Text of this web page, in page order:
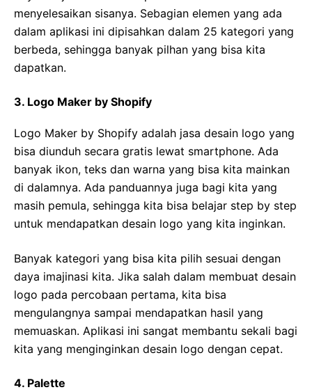
menyelesaikan sisanya. Sebagian elemen yang ada
dalam aplikasi ini dipisahkan dalam 25 kategori yang
berbeda, sehingga banyak pilhan yang bisa kita
dapatkan.
3. Logo Maker by Shopify
Logo Maker by Shopify adalah jasa desain logo yang
bisa diunduh secara gratis lewat smartphone. Ada
banyak ikon, teks dan warna yang bisa kita mainkan
di dalamnya. Ada panduannya juga bagi kita yang
masih pemula, sehingga kita bisa belajar step by step
untuk mendapatkan desain logo yang kita inginkan.
Banyak kategori yang bisa kita pilih sesuai dengan
daya imajinasi kita. Jika salah dalam membuat desain
logo pada percobaan pertama, kita bisa
mengulangnya sampai mendapatkan hasil yang
memuaskan. Aplikasi ini sangat membantu sekali bagi
kita yang menginginkan desain logo dengan cepat.
4. Palette